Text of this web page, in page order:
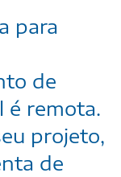
para
de
é remota.
projeto,
de